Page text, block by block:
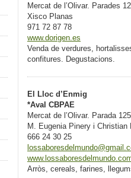
Mercat de l’Olivar. Parades
Xisco Planas
971 72 87 78
www.dorigen.es
Venda de verdures,
confitures. Degustacions.
El Lloc d’Enmig
*Aval CBPAE
Mercat de l’Olivar. Parada
M. Eugenia Pinery i Christian
666 24 30 25
Arròs, cereals, farines,